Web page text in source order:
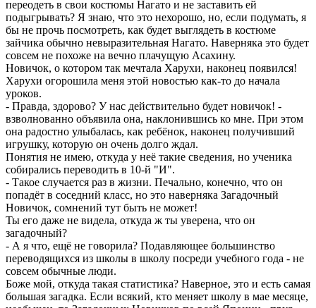
переодеть в свои костюмы Нагато и не заставить ей
подыгрывать? Я знаю, что это нехорошо, но, если подумать, я
бы не прочь посмотреть, как будет выглядеть в костюме
зайчика обычно невыразительная Нагато. Наверняка это будет
совсем не похоже на вечно плачущую Асахину.
Новичок, о котором так мечтала Харухи, наконец появился!
Харухи огорошила меня этой новостью как-то до начала
уроков.
- Правда, здорово? У нас действительно будет новичок! -
взволнованно объявила она, наклонившись ко мне. При этом
она радостно улыбалась, как ребёнок, наконец получивший
игрушку, которую он очень долго ждал.
Понятия не имею, откуда у неё такие сведения, но ученика
собирались переводить в 10-й "И".
- Такое случается раз в жизни. Печально, конечно, что он
попадёт в соседний класс, но это наверняка Загадочный
Новичок, сомнений тут быть не может!
Ты его даже не видела, откуда ж ты уверена, что он
загадочный?
- А я что, ещё не говорила? Подавляющее большинство
переводящихся из школы в школу посреди учебного года - не
совсем обычные люди.
Боже мой, откуда такая статистика? Наверное, это и есть самая
большая загадка. Если всякий, кто меняет школу в мае месяце,